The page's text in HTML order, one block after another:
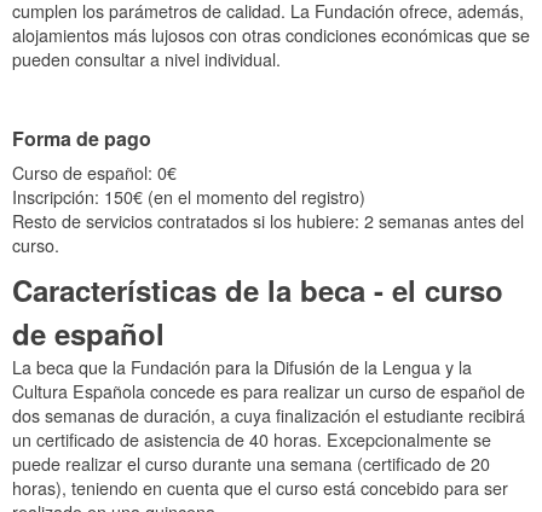
cumplen los parámetros de calidad. La Fundación ofrece, además,
alojamientos más lujosos con otras condiciones económicas que se
pueden consultar a nivel individual.
Forma de pago
Curso de español: 0€
Inscripción: 150€ (en el momento del registro)
Resto de servicios contratados si los hubiere: 2 semanas antes del
curso.
Características de la beca - el curso
de español
La beca que la Fundación para la Difusión de la Lengua y la
Cultura Española concede es para realizar un curso de español de
dos semanas de duración, a cuya finalización el estudiante recibirá
un certificado de asistencia de 40 horas. Excepcionalmente se
puede realizar el curso durante una semana (certificado de 20
horas), teniendo en cuenta que el curso está concebido para ser